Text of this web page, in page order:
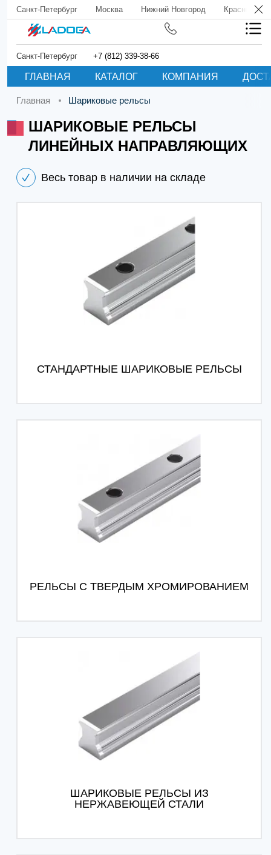
Санкт-Петербург Москва Нижний Новгород Краснодар
Санкт-Петербург +7 (812) 339-38-66
ГЛАВНАЯ КАТАЛОГ КОМПАНИЯ
Главная Шариковые рельсы
ШАРИКОВЫЕ РЕЛЬСЫ
ЛИНЕЙНЫХ НАПРАВЛЯЮЩИХ
Весь товар в наличии на складе
СТАНДАРТНЫЕ ШАРИКОВЫЕ РЕЛЬСЫ
РЕЛЬСЫ С ТВЕРДЫМ ХРОМИРОВАНИЕМ
ШАРИКОВЫЕ РЕЛЬСЫ ИЗ
НЕРЖАВЕЮЩЕЙ СТАЛИ